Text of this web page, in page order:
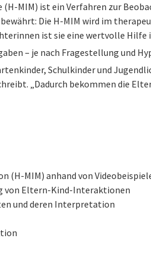
MIM) ist ein Verfahren zur
Die H-MIM wird im
ist sie eine wertvolle Hilfe
– je nach Fragestellung und
Schulkinder und
„Dadurch bekommen die
(H-MIM) anhand von
von Eltern-Kind-Interaktionen
und deren Interpretation